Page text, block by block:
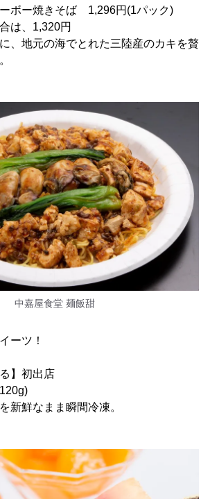
ボー焼きそば 1,296円(1パック)
は、1,320円
、地元の海でとれた三陸産のカキを贅
中嘉屋食堂 麺飯甜
ーツ！
】初出店
新鮮なまま瞬間冷凍。